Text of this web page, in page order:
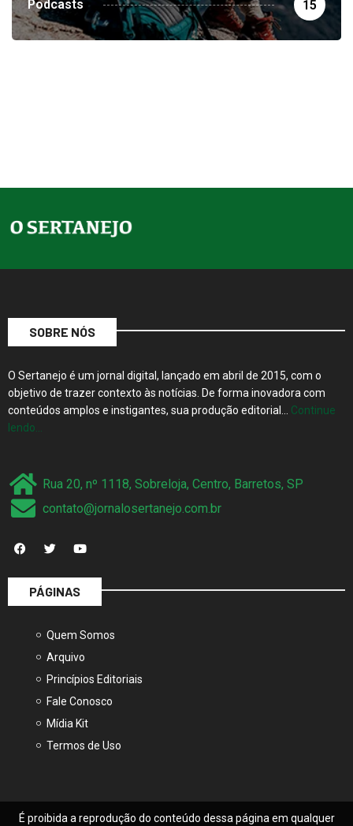
Podcasts 15
SOBRE NÓS
O Sertanejo é um jornal digital, lançado em abril de 2015, com o
objetivo de trazer contexto às notícias. De forma inovadora com
conteúdos amplos e instigantes, sua produção editorial… Continue
lendo…
Rua 20, nº 1118, Sobreloja, Centro, Barretos, SP
contato@jornalosertanejo.com.br
PÁGINAS
Quem Somos
Arquivo
Princípios Editoriais
Fale Conosco
Mídia Kit
Termos de Uso
É proibida a reprodução do conteúdo dessa página em qualquer